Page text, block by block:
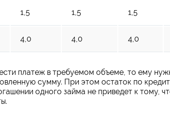
1,5 1,5 1,5
4,0 4,0 4,0
платеж в требуемом объеме, то ему
сумму. При этом остаток по
одного займа не приведет к тому,